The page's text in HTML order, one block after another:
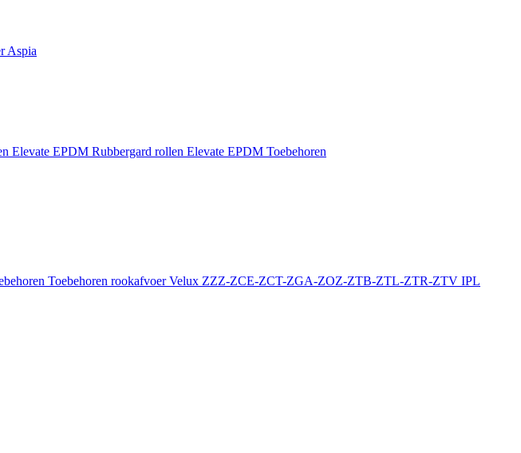
Aspia
Elevate EPDM Rubbergard rollen Elevate EPDM Toebehoren
Toebehoren rookafvoerVelux ZZZ-ZCE-ZCT-ZGA-ZOZ-ZTB-ZTL-ZTR-ZTV IPL